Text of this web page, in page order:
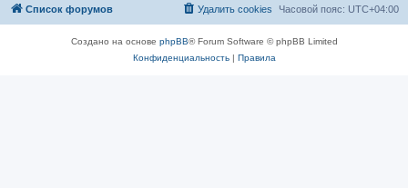
Список форумов Часовой пояс: UTC+04:00
Удалить cookies
Создано на основе phpBB® Forum Software © phpBB Limited
Конфиденциальность| Правила